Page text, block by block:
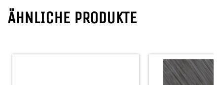
ÄHNLICHE PRODUKTE